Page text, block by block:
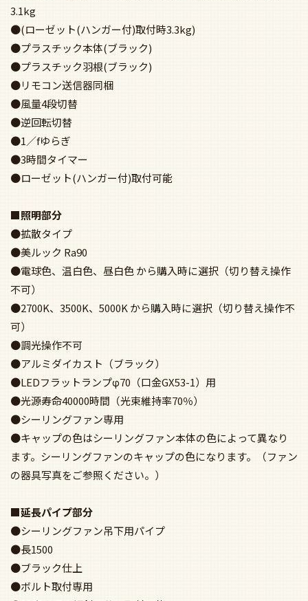
3.1kg
●(ローゼット(ハンガー付)取付時3.3kg)
●プラスチック本体(ブラック)
●プラスチック羽根(ブラック)
●リモコン送信器同梱
●風量4段切替
●逆回転切替
●1／fゆらぎ
●3時間タイマー
●ローゼット(ハンガー付)取付可能
■照明部分
●拡散タイプ
●美ルック Ra90
●電球色、温白色、昼白色 から購入時に選択（切り替え操作
不可）
●2700K、3500K、5000K から購入時に選択（切り替え操作不
可）
●調光操作不可
●アルミダイカスト（ブラック）
●LEDフラットランプφ70（口金GX53-1）用
●光源寿命40000時間（光束維持率70％）
●シーリングファン専用
●キャップの色はシーリングファン本体の色によって異なり
ます。シーリングファンのキャップの色になります。（ファン
の器具写真をご参照ください。）
■延長パイプ部分
●シーリングファン吊下用パイプ
●長1500
●ブラック仕上
●ボルト取付専用